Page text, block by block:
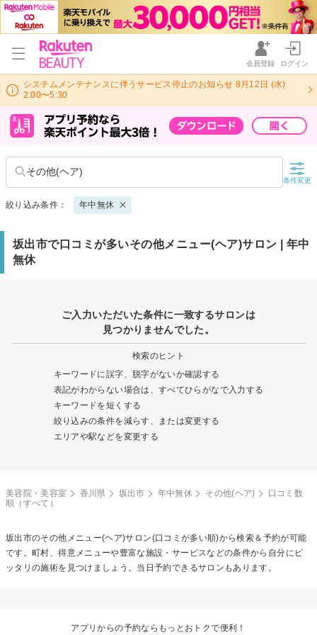
会員登録 ログイン
システムメンテナンスに伴うサービス停止のお知らせ 8月12日 (水)
2:00〜5:30
その他(ヘア)
条件変更
絞り込み条件： 年中無休
坂出市で口コミが多いその他メニュー(ヘア)サロン | 年中
無休
ご入力いただいた条件に一致するサロンは
見つかりませんでした。
検索のヒント
キーワードに誤字、脱字がないか確認する
表記がわからない場合は、すべてひらがなで入力する
キーワードを短くする
絞り込みの条件を減らす、または変更する
エリアや駅などを変更する
美容院・美容室 香川県 坂出市 年中無休 その他(ヘア)
口コミ数
順（すべて）
坂出市のその他メニュー(ヘア)サロン(口コミが多い順)から検索＆予約が可能
です。町村、得意メニューや豊富な施設・サービスなどの条件から自分にピ
ッタリの施術を見つけましょう。当日予約できるサロンもあります。
アプリからの予約ならもっとおトクで便利！